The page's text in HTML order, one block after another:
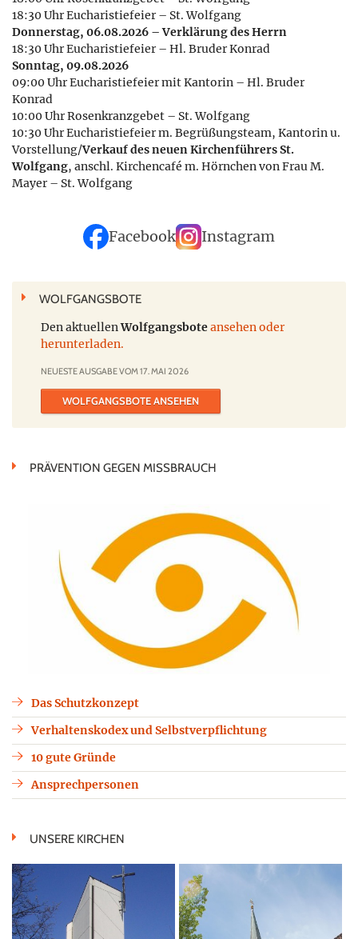
18:30 Uhr Eucharistiefeier – St. Wolfgang
Donnerstag, 06.08.2026 – Verklärung des Herrn
18:30 Uhr Eucharistiefeier – Hl. Bruder Konrad
Sonntag, 09.08.2026
09:00 Uhr Eucharistiefeier mit Kantorin – Hl. Bruder
Konrad
10:00 Uhr Rosenkranzgebet – St. Wolfgang
10:30 Uhr Eucharistiefeier m. Begrüßungsteam, Kantorin u.
Vorstellung/Verkauf des neuen Kirchenführers St.
Wolfgang, anschl. Kirchencafé m. Hörnchen von Frau M.
Mayer – St. Wolfgang
Facebook Instagram
WOLFGANGSBOTE
Den aktuellenWolfgangsboteansehen oder
herunterladen.
NEUESTE AUSGABE VOM 17. MAI 2026
WOLFGANGSBOTE ANSEHEN
PRÄVENTION GEGEN MISSBRAUCH
Das Schutzkonzept
Verhaltenskodex und Selbstverpflichtung
10 gute Gründe
Ansprechpersonen
UNSERE KIRCHEN